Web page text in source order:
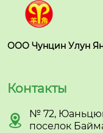
ООО Чунцин Улун
Контакты

№ 72,
поселок